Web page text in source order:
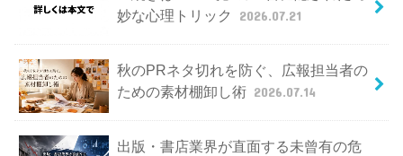
妙な心理トリック
2026.07.21
秋のPRネタ切れを防ぐ、広報担当者の
ための素材棚卸し術 2026.07.14
出版・書店業界が直面する未曾有の危